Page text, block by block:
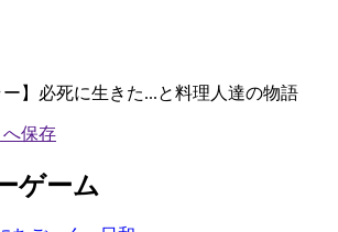
ー】必死に生きた...と料理人達の物語
ゲーム